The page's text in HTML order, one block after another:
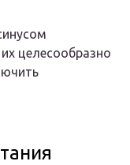
целесообразно